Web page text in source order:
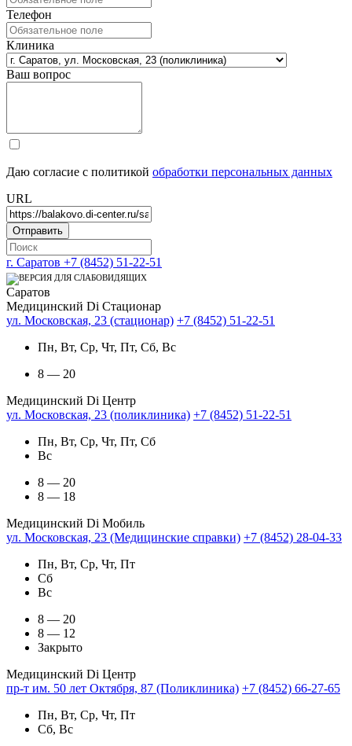
Телефон
Клиника
Ваш вопрос
Даю согласие с политикой обработки персональных данных
URL
г. Саратов +7 (8452) 51-22-51
Саратов
Медицинский Di Стационар
ул. Московская, 23 (стационар) +7 (8452) 51-22-51
Пн, Вт, Ср, Чт, Пт, Сб, Вс
8 — 20
Медицинский Di Центр
ул. Московская, 23 (поликлиника) +7 (8452) 51-22-51
Пн, Вт, Ср, Чт, Пт, Сб
Вс
8 — 20
8 — 18
Медицинский Di Мобиль
ул. Московская, 23 (Медицинские справки) +7 (8452) 28-04-33
Пн, Вт, Ср, Чт, Пт
Сб
Вс
8 — 20
8 — 12
Закрыто
Медицинский Di Центр
пр-т им. 50 лет Октября, 87 (Поликлиника) +7 (8452) 66-27-65
Пн, Вт, Ср, Чт, Пт
Сб, Вс